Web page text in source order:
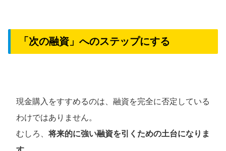
「次の融資」へのステップにする
現金購入をすすめるのは、融資を完全に否定している
わけではありません。
むしろ、将来的に強い融資を引くための土台になりま